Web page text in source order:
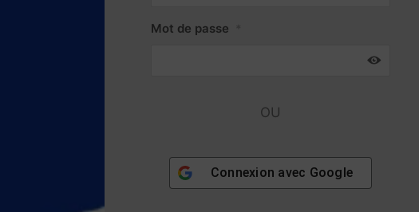
Mot de passe
OU
Connexion avec Google